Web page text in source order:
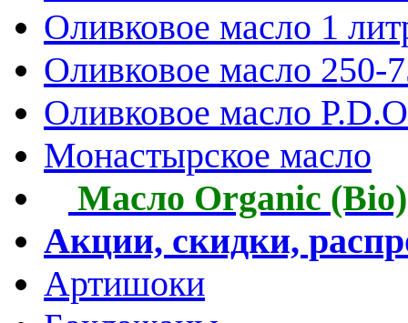
Оливковое масло 1
Оливковое масло 250-
Оливковое масло
Монастырское масло
Масло Organic (Bio)
Акции, скидки,
Артишоки